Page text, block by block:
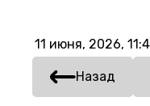
11 июня, 2026,
Назад